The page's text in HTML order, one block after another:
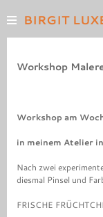
BIRGIT
AUF PAPIER
INSTALLATION
TEXTE
LINKS
Workshop
Workshop am
in meinem Atelier
Nach zwei
diesmal Pinsel und
FRISCHE